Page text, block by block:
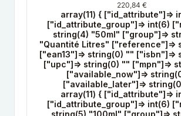
220,84 €
array(11) { ["id_attribute"]=>
["id_attribute_group"]=> int(6)
string(4) "50ml" ["group"]=>
"Quantité Litres" ["reference"]=>
["ean13"]=> string(0) "" ["isbn"]=>
["upc"]=> string(0) "" ["mpn"]=>
["available_now"]=>
["available_later"]=>
array(11) { ["id_attribute"]=>
["id_attribute_group"]=> int(6)
string(5) "100ml" ["group"]=>